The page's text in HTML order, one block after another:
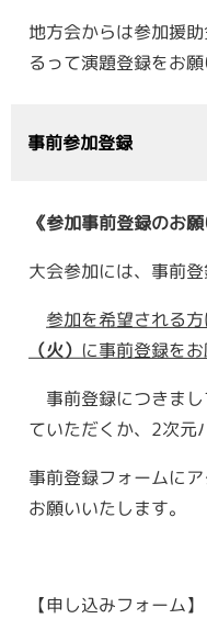
地方会からは参加援
るって演題登録をお願
事前参加登録
《参加事前登録のお願
大会参加には、事前登
参加を希望される方
（火） に事前登録をお
事前登録につきまし
ていただくか、2次元
事前登録フォームに
お願いいたします。
【申し込みフォーム】